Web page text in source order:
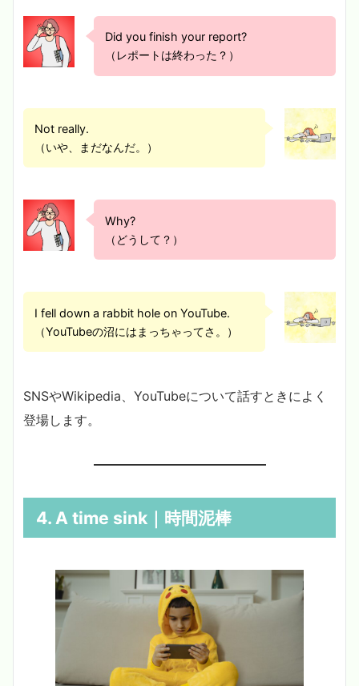
Did you finish your report?
（レポートは終わった？）
Not really.
（いや、まだなんだ。）
Why?
（どうして？）
I fell down a rabbit hole on YouTube.
（YouTubeの沼にはまっちゃってさ。）
SNSやWikipedia、YouTubeについて話すときによく
登場します。
4. A time sink｜時間泥棒